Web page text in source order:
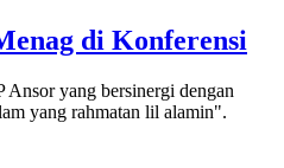
di Konferensi
Ansor yang bersinergi dengan
yang rahmatan lil alamin".